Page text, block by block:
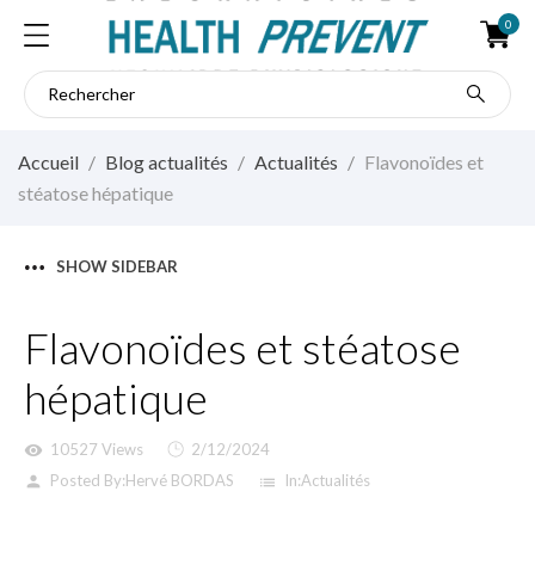
0
Accueil Blog actualités Actualités
Flavonoïdes et
stéatose hépatique
SHOW SIDEBAR
Flavonoïdes et stéatose
hépatique
visibility 10527 Views
2/12/2024
person
Posted By:Hervé BORDAS list In:Actualités